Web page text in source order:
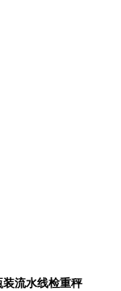
装流水线检重秤